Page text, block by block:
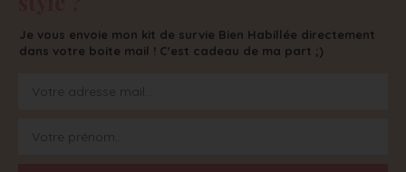
Je vous envoie mon kit de survie Bien Habillée directement
dans votre boite mail ! C'est cadeau de ma part ;)